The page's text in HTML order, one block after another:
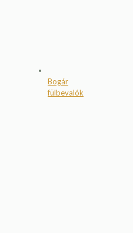
Bogár
fülbevalók